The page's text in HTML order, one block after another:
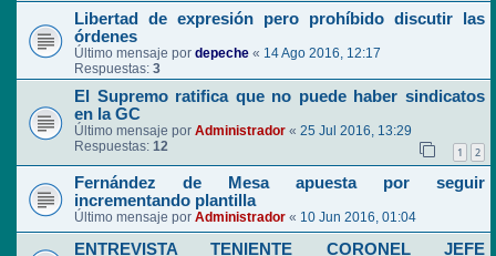
Libertad de expresión pero prohíbido discutir las
órdenes
Último mensaje por depeche « 14 Ago 2016, 12:17
Respuestas: 3
El Supremo ratifica que no puede haber sindicatos
en la GC
Último mensaje por Administrador « 25 Jul 2016, 13:29
Respuestas: 12 1 2
Fernández de Mesa apuesta por seguir
incrementando plantilla
Último mensaje por Administrador « 10 Jun 2016, 01:04
ENTREVISTA TENIENTE CORONEL JEFE